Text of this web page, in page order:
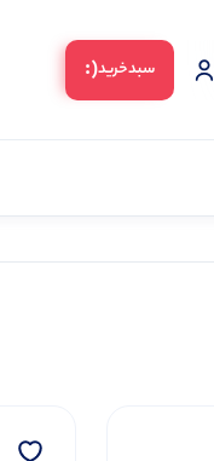
سبد‌خرید(: